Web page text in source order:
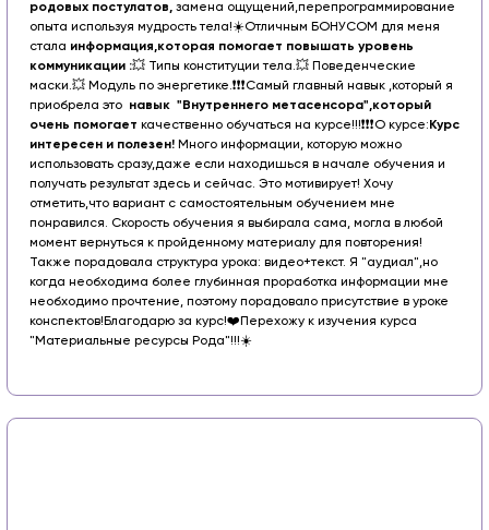
родовых постулатов, замена ощущений,перепрограммирование
опыта используя мудрость тела!☀️Отличным БОНУСОМ для меня
стала информация,которая помогает повышать уровень
коммуникации :💥 Типы конституции тела.💥 Поведенческие
маски.💥 Модуль по энергетике.❗️❗️❗️Самый главный навык ,который я
приобрела это навык "Внутреннего метасенсора",который
очень помогает качественно обучаться на курсе!!!❗️❗️❗️О курсе: Курс
интересен и полезен! Много информации, которую можно
использовать сразу,даже если находишься в начале обучения и
получать результат здесь и сейчас. Это мотивирует! Хочу
отметить,что вариант с самостоятельным обучением мне
понравился. Скорость обучения я выбирала сама, могла в любой
момент вернуться к пройденному материалу для повторения!
Также порадовала структура урока: видео+текст. Я "аудиал",но
когда необходима более глубинная проработка информации мне
необходимо прочтение, поэтому порадовало присутствие в уроке
конспектов! Благодарю за курс!❤️ Перехожу к изучения курса
"Материальные ресурсы Рода"!!!☀️